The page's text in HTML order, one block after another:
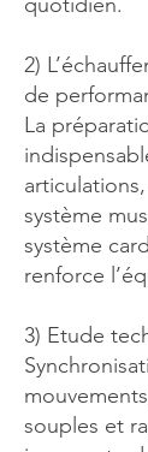
2)
de
La
système
système
renforce
3) Etude
souples et